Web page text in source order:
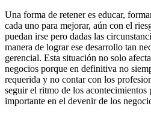
Una forma de retener es educar,
cada uno para mejorar, aún con el
puedan irse pero dadas las
manera de lograr ese desarrollo tan
gerencial. Esta situación no solo
negocios porque en definitiva no
requerida y no contar con los
seguir el ritmo de los acontecimientos
importante en el devenir de los